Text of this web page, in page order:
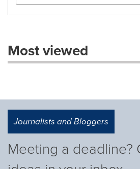
Most viewed
Journalists and Bloggers
Meeting a deadline?